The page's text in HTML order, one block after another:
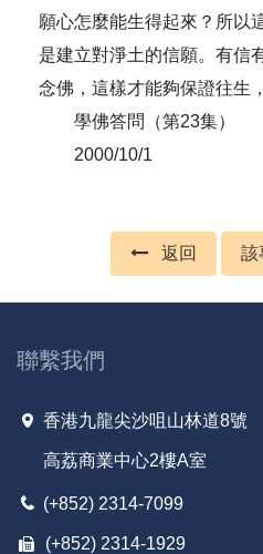
願心怎麼能生得起來？所以
是建立對淨土的信願。有信
念佛，這樣才能夠保證往生
學佛答問（第23集）
2000/10/1
返回 該
聯繫我們
香港九龍尖沙咀山林道8號
高荔商業中心2樓A室
(+852) 2314-7099
(+852) 2314-1929